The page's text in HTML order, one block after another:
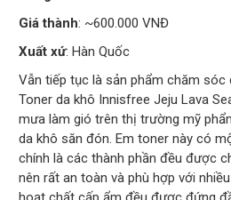
Giá thành: ~600.000 VNĐ
Xuất xứ: Hàn Quốc
Vẫn tiếp tục là sản phẩm chăm sóc
Toner da khô Innisfree Jeju Lava
mưa làm gió trên thị trường mỹ
da khô săn đón. Em toner này có
chính là các thành phần đều được
nên rất an toàn và phù hợp với